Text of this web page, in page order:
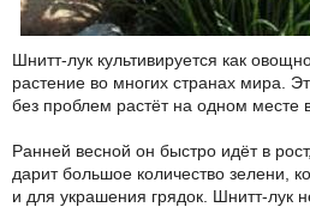
Шнитт-лук культивируется как
растение во многих странах мира.
без проблем растёт на одном месте
Ранней весной он быстро идёт в
дарит большое количество зелени,
и для украшения грядок. Шнитт-лук